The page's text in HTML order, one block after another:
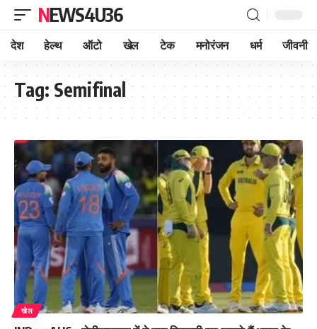
NEWS4U36
देश हेल्थ ऑटो खेल टेक मनोरंजन धर्म जीवनी
Tag: Semifinal
खेल